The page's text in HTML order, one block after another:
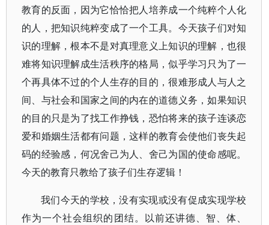
教育的反面，因为它恰恰把人培养成一个纯粹个人化
的人，把知识纯粹变成了一个工具。今天孩子们对知
识的理解，根本不是对真理意义上知识的理解，也很
难将知识理解成生活秩序的格局，似乎学习只为了一
个再具体不过的个人生存的目的，很难形成人与人之
间、与社会和国家之间的内在的道德义务，如果知识
的目的只是为了找工作挣钱，恐怕将来的孩子连谈恋
爱和婚姻生活都有问题，这样的教育会使他们丧失起
码的经验感，何况舍己为人、舍己为国的使命感呢。
今天的教育只教给了孩子们生存逻辑！
我们今天的学校，没有实现或没有促成实现学校
作为一个社会组织的团结。以前还讲德、智、体、